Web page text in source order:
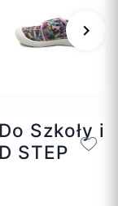
keyboard_arrow_right
Szkoły i
STEP